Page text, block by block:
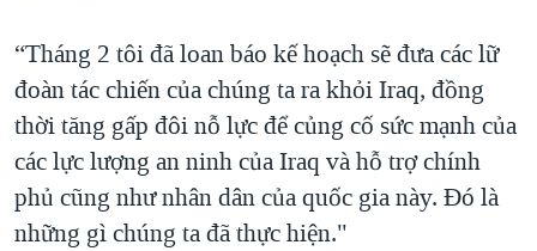
KHOA HỌC
VĂN HOÁ
THỂ THAO
GIÁO DỤC
GIẢI MÃ VÀNH ĐAI & CON ĐƯỜNG
NGÀY TỊ NẠN THẾ GIỚI
TRỊNH VĨNH BÌNH - NGƯỜI HẠ 'BÊN THẮNG CUỘC'
GROUND ZERO – XƯA VÀ NAY
MẠNG XÃ HỘI
Ngôn ngữ khác
“Tháng 2 tôi đã loan báo kế hoạch sẽ đưa các lữ
đoàn tác chiến của chúng ta ra khỏi Iraq, đồng
thời tăng gấp đôi nỗ lực để củng cố sức mạnh của
các lực lượng an ninh của Iraq và hỗ trợ chính
phủ cũng như nhân dân của quốc gia này. Đó là
những gì chúng ta đã thực hiện."